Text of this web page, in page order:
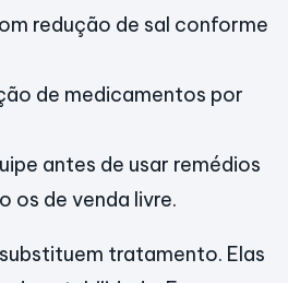
redução de sal conforme
de medicamentos por
antes de usar remédios
os de venda livre.
tratamento. Elas